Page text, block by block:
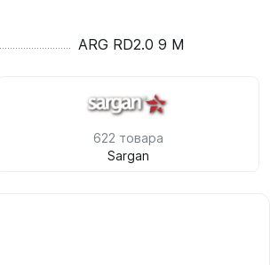
ARG RD2.0 9 M
622 товара
Sargan